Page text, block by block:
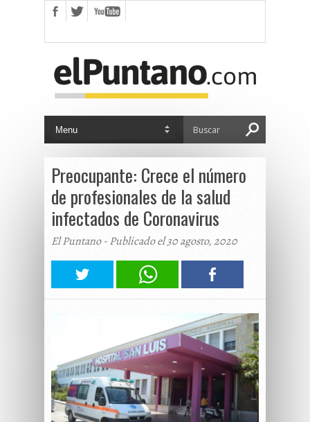
Preocupante: Crece el número
de profesionales de la salud
infectados de Coronavirus
El Puntano - Publicado el 30 agosto, 2020